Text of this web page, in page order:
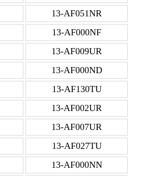
13-AF051NR
13-AF000NF
13-AF009UR
13-AF000ND
13-AF130TU
13-AF002UR
13-AF007UR
13-AF027TU
13-AF000NN